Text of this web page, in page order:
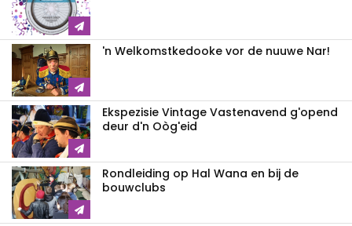
'n Welkomstkedooke vor de nuuwe Nar!
Ekspezisie Vintage Vastenavend g'opend
deur d'n Oòg'eid
Rondleiding op Hal Wana en bij de
bouwclubs